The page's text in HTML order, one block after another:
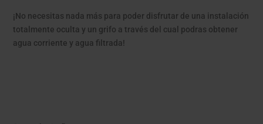
¡No necesitas nada más para poder disfrutar de una instalación
totalmente oculta y un grifo a través del cual podras obtener
agua corriente y agua filtrada!